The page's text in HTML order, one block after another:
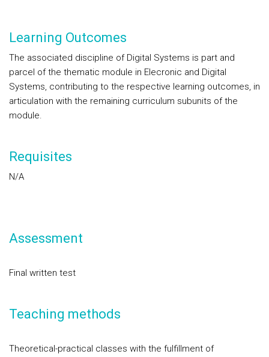
Learning Outcomes
The associated discipline of Digital Systems is part and
parcel of the thematic module in Elecronic and Digital
Systems, contributing to the respective learning outcomes, in
articulation with the remaining curriculum subunits of the
module.
Requisites
N/A
Assessment
Final written test
Teaching methods
Theoretical-practical classes with the fulfillment of